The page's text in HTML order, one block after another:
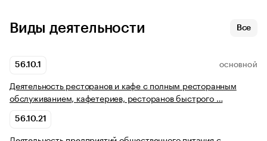
Виды деятельности Все
56.10.1 ОСНОВНОЙ
Деятельность ресторанов и кафе с полным ресторанным
обслуживанием, кафетериев, ресторанов быстрого …
56.10.21